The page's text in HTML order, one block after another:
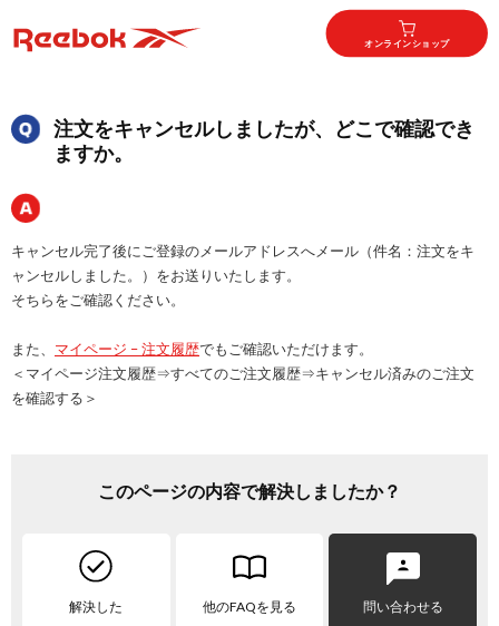
オンラインショップ
注文をキャンセルしましたが、どこで確認でき
ますか。
キャンセル完了後にご登録のメールアドレスへメール（件名：注文をキ
ャンセルしました。）をお送りいたします。
そちらをご確認ください。
また、 マイページ – 注文履歴でもご確認いただけます。
＜マイページ注文履歴⇒すべてのご注文履歴⇒キャンセル済みのご注文
を確認する＞
このページの内容で解決しましたか？
解決した 他のFAQを見る 問い合わせる